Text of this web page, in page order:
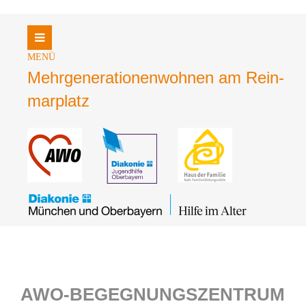
Login
Benutzername
Register|Lost your password?
AWO-BEGEGNUNGSZENTRUM
Mehrgene­rationen­wohnen am Rein­
mar­platz